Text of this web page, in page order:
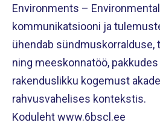
Environments –
kommunikatsiooni ja
ühendab sündmuskorralduse,
ning meeskonnatöö,
rakenduslikku kogemust
rahvusvahelises kontekstis.
Koduleht www.6bscl.ee